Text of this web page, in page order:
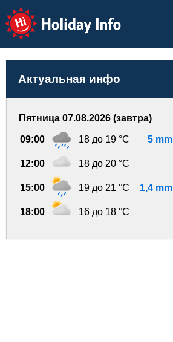
Holiday Info
Актуальная инфо
Пятница 07.08.2026 (завтра)
09:00 18 до 19 °C 5 mm
12:00 18 до 20 °C
15:00 19 до 21 °C 1,4 mm
18:00 16 до 18 °C